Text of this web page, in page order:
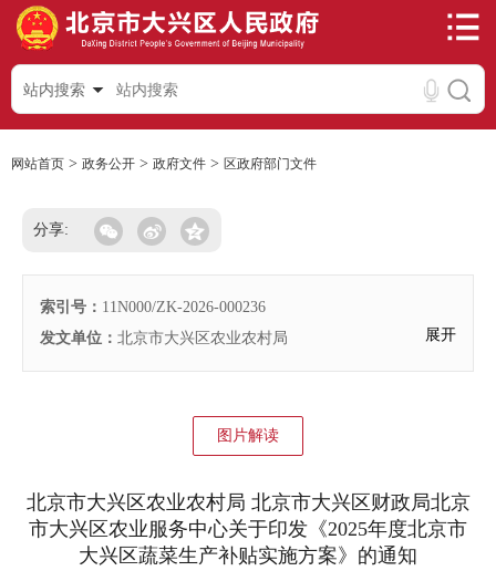
站内搜索
网站首页 > 政务公开 > 政府文件 > 区政府部门文件
分享:
索引号： 11N000/ZK-2026-000236
发文单位： 北京市大兴区农业农村局 展开
图片解读
北京市大兴区农业农村局 北京市大兴区财政局北京
市大兴区农业服务中心关于印发《2025年度北京市
大兴区蔬菜生产补贴实施方案》的通知